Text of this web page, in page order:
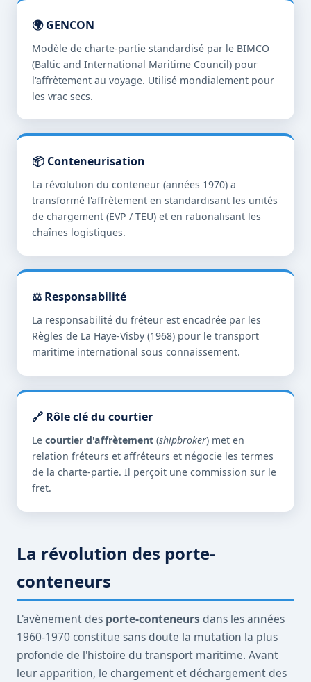
🌍 GENCON
Modèle de charte-partie standardisé par le BIMCO
(Baltic and International Maritime Council) pour
l'affrètement au voyage. Utilisé mondialement pour
les vrac secs.
📦 Conteneurisation
La révolution du conteneur (années 1970) a
transformé l'affrètement en standardisant les unités
de chargement (EVP / TEU) et en rationalisant les
chaînes logistiques.
⚖️ Responsabilité
La responsabilité du fréteur est encadrée par les
Règles de La Haye-Visby (1968) pour le transport
maritime international sous connaissement.
🔗 Rôle clé du courtier
Lecourtier d'affrètement (shipbroker) met en
relation fréteurs et affréteurs et négocie les termes
de la charte-partie. Il perçoit une commission sur le
fret.
La révolution des porte-
conteneurs
L'avènement des porte-conteneurs dans les années
1960-1970 constitue sans doute la mutation la plus
profonde de l'histoire du transport maritime. Avant
leur apparition, le chargement et déchargement des